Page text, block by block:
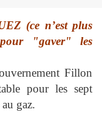
(ce n’est plus
"gaver" les
Fillon
pour les sept
gaz.